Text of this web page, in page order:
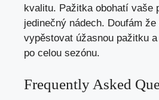
kvalitu. Pažitka obohatí vaše
jedinečný nádech. Doufám
vypěstovat úžasnou pažitku
po celou sezónu.
Frequently Asked